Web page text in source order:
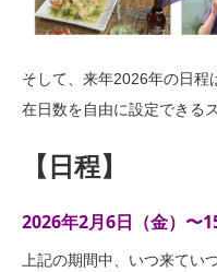
そして、来年2026年の日程
在日数を自由に設定できる
【日程】
2026年2月6日（金）〜
上記の期間中、いつ来てい